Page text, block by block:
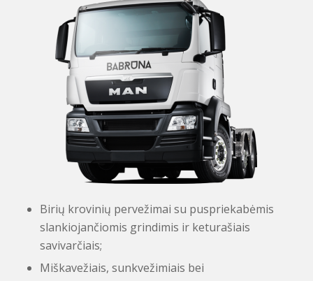
Birių krovinių pervežimai su puspriekabėmis
slankiojančiomis grindimis ir keturašiais
savivarčiais;
Miškavežiais, sunkvežimiais bei